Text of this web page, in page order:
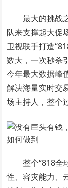
最大的挑战
队来支撑起大促
卫视联手打造
数大，一次秒杀
今年最大数据峰
解决海量实时交
场主持人，整个
整个“818全
性、容灾能力、